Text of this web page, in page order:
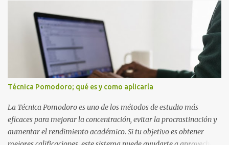
cuáles son los errores más comunes al estudiar, por qué afectan tu
rendimiento y qué puedes hacer para evitarlos. Si eres estudiante
de primaria, secundaria, bachillerato o universidad, estos consejos
te ayudarán a desarrollar hábitos de estudio mucho más efectivos.
¿Por qué es importante identificar los errores al estudiar? Muchas
personas creen que estudiar durante varias horas garantiza
buenos resultados. Sin embargo, la calidad del estudio es mucho
más importante que la cantidad de tiempo invertido. Cuando
detectas y corrige...
Técnica Pomodoro; qué es y como aplicarla
La Técnica Pomodoro es uno de los métodos de estudio más
eficaces para mejorar la concentración, evitar la procrastinación y
aumentar el rendimiento académico. Si tu objetivo es obtener